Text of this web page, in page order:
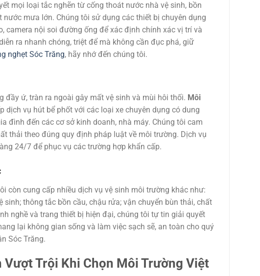
mọi loại tắc nghẽn từ cống thoát nước nhà vệ sinh, bồn
mưa lớn. Chúng tôi sử dụng các thiết bị chuyên dụng
camera nội soi đường ống để xác định chính xác vị trí và
ra nhanh chóng, triệt để mà không cần đục phá, giữ
nghẹt Sóc Trăng, hãy nhớ đến chúng tôi.
ứ, tràn ra ngoài gây mất vệ sinh và mùi hôi thối. Môi
dịch vụ hút bể phốt với các loại xe chuyên dụng có dung
đình đến các cơ sở kinh doanh, nhà máy. Chúng tôi cam
thải theo đúng quy định pháp luật về môi trường. Dịch vụ
24/7 để phục vụ các trường hợp khẩn cấp.
còn cung cấp nhiều dịch vụ vệ sinh môi trường khác như:
thông tắc bồn cầu, chậu rửa; vận chuyển bùn thải, chất
nghề và trang thiết bị hiện đại, chúng tôi tự tin giải quyết
lại không gian sống và làm việc sạch sẽ, an toàn cho quý
Sóc Trăng.
Vượt Trội Khi Chọn Môi Trường Việt